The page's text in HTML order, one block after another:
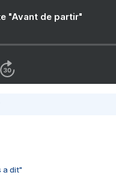
"Avant de partir"
a dit"